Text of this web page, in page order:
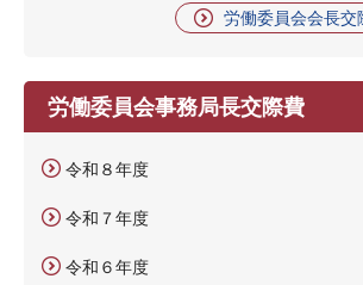
労働委員会会長交
労働委員会事務局長交際費
令和８年度
令和７年度
令和６年度